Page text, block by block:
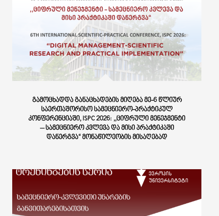
ᲒᲐᲛᲝᲪᲮᲐᲓᲓᲐ ᲒᲐᲜᲐᲪᲮᲐᲓᲔᲑᲘᲡ ᲛᲘᲦᲔᲑᲐ ᲛᲔ-6 ᲬᲚᲘᲣᲠ
ᲡᲐᲔᲠᲗᲐᲨᲝᲠᲘᲡᲝ ᲡᲐᲛᲔᲪᲜᲘᲔᲠᲝ-ᲞᲠᲐᲥᲢᲘᲙᲣᲚ
ᲙᲝᲜᲤᲔᲠᲔᲜᲪᲘᲐᲨᲘ, ISPC 2026: ,,ᲪᲘᲤᲠᲣᲚᲘ ᲛᲔᲜᲔᲯᲛᲔᲜᲢᲘ
– ᲡᲐᲛᲔᲪᲜᲘᲔᲠᲝ ᲙᲕᲚᲔᲕᲐ ᲓᲐ ᲛᲘᲡᲘ ᲞᲠᲐᲥᲢᲘᲙᲐᲨᲘ
ᲓᲐᲜᲔᲠᲒᲕᲐ“ ᲛᲝᲜᲐᲬᲘᲚᲔᲝᲑᲘᲡ ᲛᲘᲡᲐᲦᲔᲑᲐᲓ